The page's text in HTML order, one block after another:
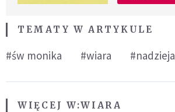
TEMATY W ARTYKULE
#św monika #wiara #nadzieja
WIĘCEJ W:WIARA